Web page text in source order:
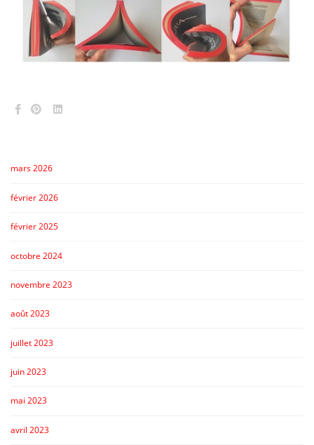
mars 2026
février 2026
février 2025
octobre 2024
novembre 2023
août 2023
juillet 2023
juin 2023
mai 2023
avril 2023